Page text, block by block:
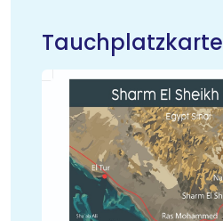
Tauchplatzkarte